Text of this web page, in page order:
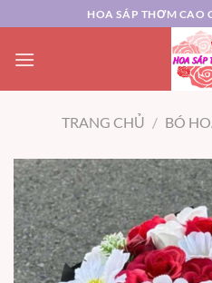
đến
nội
HOA SÁP THƠM CAO
TRANG CHỦ / BÓ